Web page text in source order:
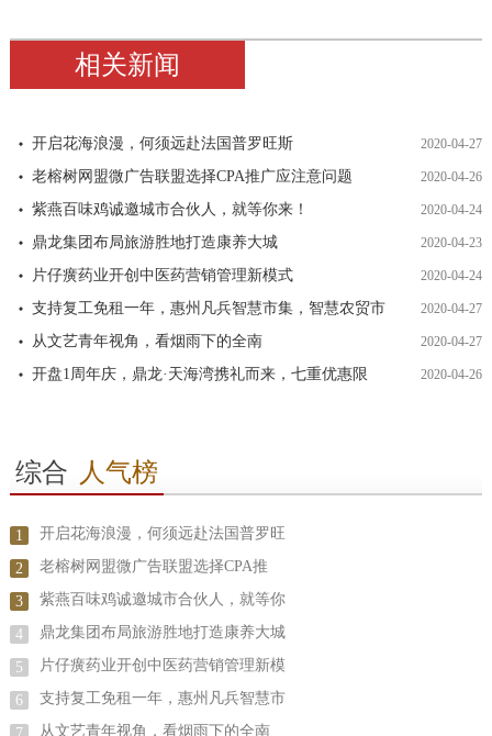
相关新闻
开启花海浪漫，何须远赴法国普罗旺斯 2020-04-27
老榕树网盟微广告联盟选择CPA推广应注意问题 2020-04-26
紫燕百味鸡诚邀城市合伙人，就等你来！ 2020-04-24
鼎龙集团布局旅游胜地打造康养大城 2020-04-23
片仔癀药业开创中医药营销管理新模式 2020-04-24
支持复工免租一年，惠州凡兵智慧市集，智慧农贸市 2020-04-27
从文艺青年视角，看烟雨下的全南 2020-04-27
开盘1周年庆，鼎龙·天海湾携礼而来，七重优惠限 2020-04-26
综合 人气榜
1 开启花海浪漫，何须远赴法国普罗旺
2 老榕树网盟微广告联盟选择CPA推
3 紫燕百味鸡诚邀城市合伙人，就等你
4 鼎龙集团布局旅游胜地打造康养大城
5 片仔癀药业开创中医药营销管理新模
6 支持复工免租一年，惠州凡兵智慧市
从文艺青年视角，看烟雨下的全南